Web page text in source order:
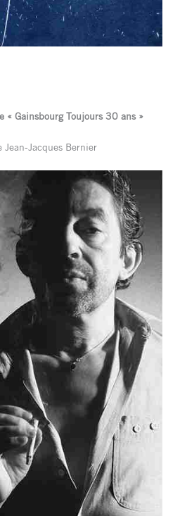
« Gainsbourg Toujours 30 ans »
Jean-Jacques Bernier